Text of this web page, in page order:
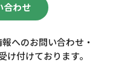
合わせ
へのお問い合わせ・
け付けております。